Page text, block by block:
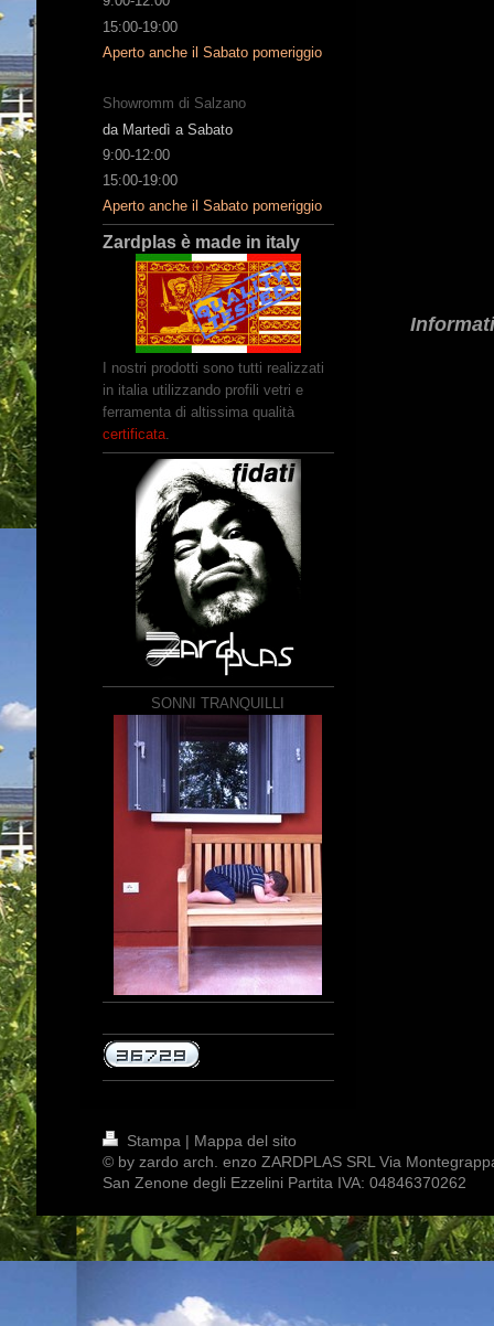
15:00-19:00
Aperto anche il Sabato pomeriggio
Showromm di Salzano
da Martedì a Sabato
9:00-12:00
15:00-19:00
Aperto anche il Sabato pomeriggio
Zardplas è made in italy
I nostri prodotti sono tutti realizzati
in italia utilizzando profili vetri e
ferramenta di altissima qualità
certificata.
SONNI TRANQUILLI
Stampa | Mappa del sito
© by zardo arch. enzo ZARDPLAS SRL Via
San Zenone degli Ezzelini Partita IVA: 04846370262